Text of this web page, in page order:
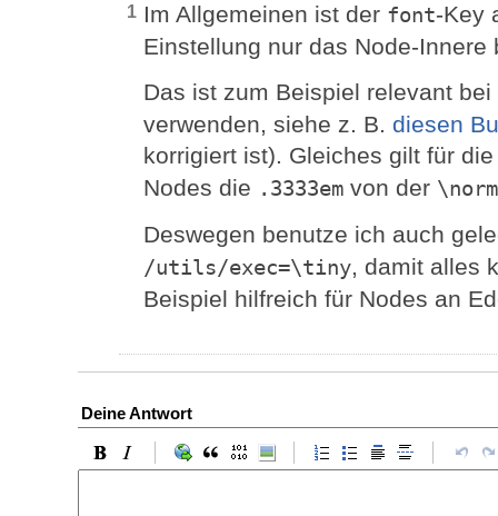
1 Im Allgemeinen ist der font-Key
Einstellung nur das Node-Innere
Das ist zum Beispiel relevant
verwenden, siehe z. B. diesen
korrigiert ist). Gleiches gilt für
Nodes die .3333em von der
Deswegen benutze ich auch
/utils/exec=\tiny, damit alles
Beispiel hilfreich für Nodes an
Deine Antwort